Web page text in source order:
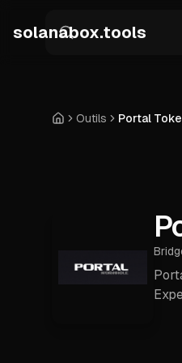
solanabox.tools
AccueilOutils Portal